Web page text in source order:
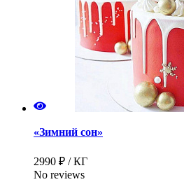
«Зимний сон»
2990 ₽ / КГ
No reviews